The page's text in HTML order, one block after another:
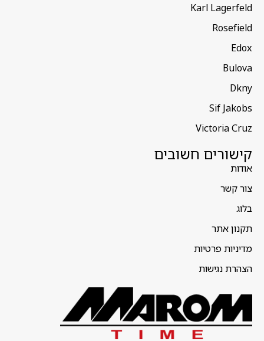
Karl Lagerfeld
Rosefield
Edox
Bulova
Dkny
Sif Jakobs
Victoria Cruz
קישורים חשובים
אודות
צור קשר
בלוג
תקנון אתר
מדיניות פרטיות
הצהרת נגישות